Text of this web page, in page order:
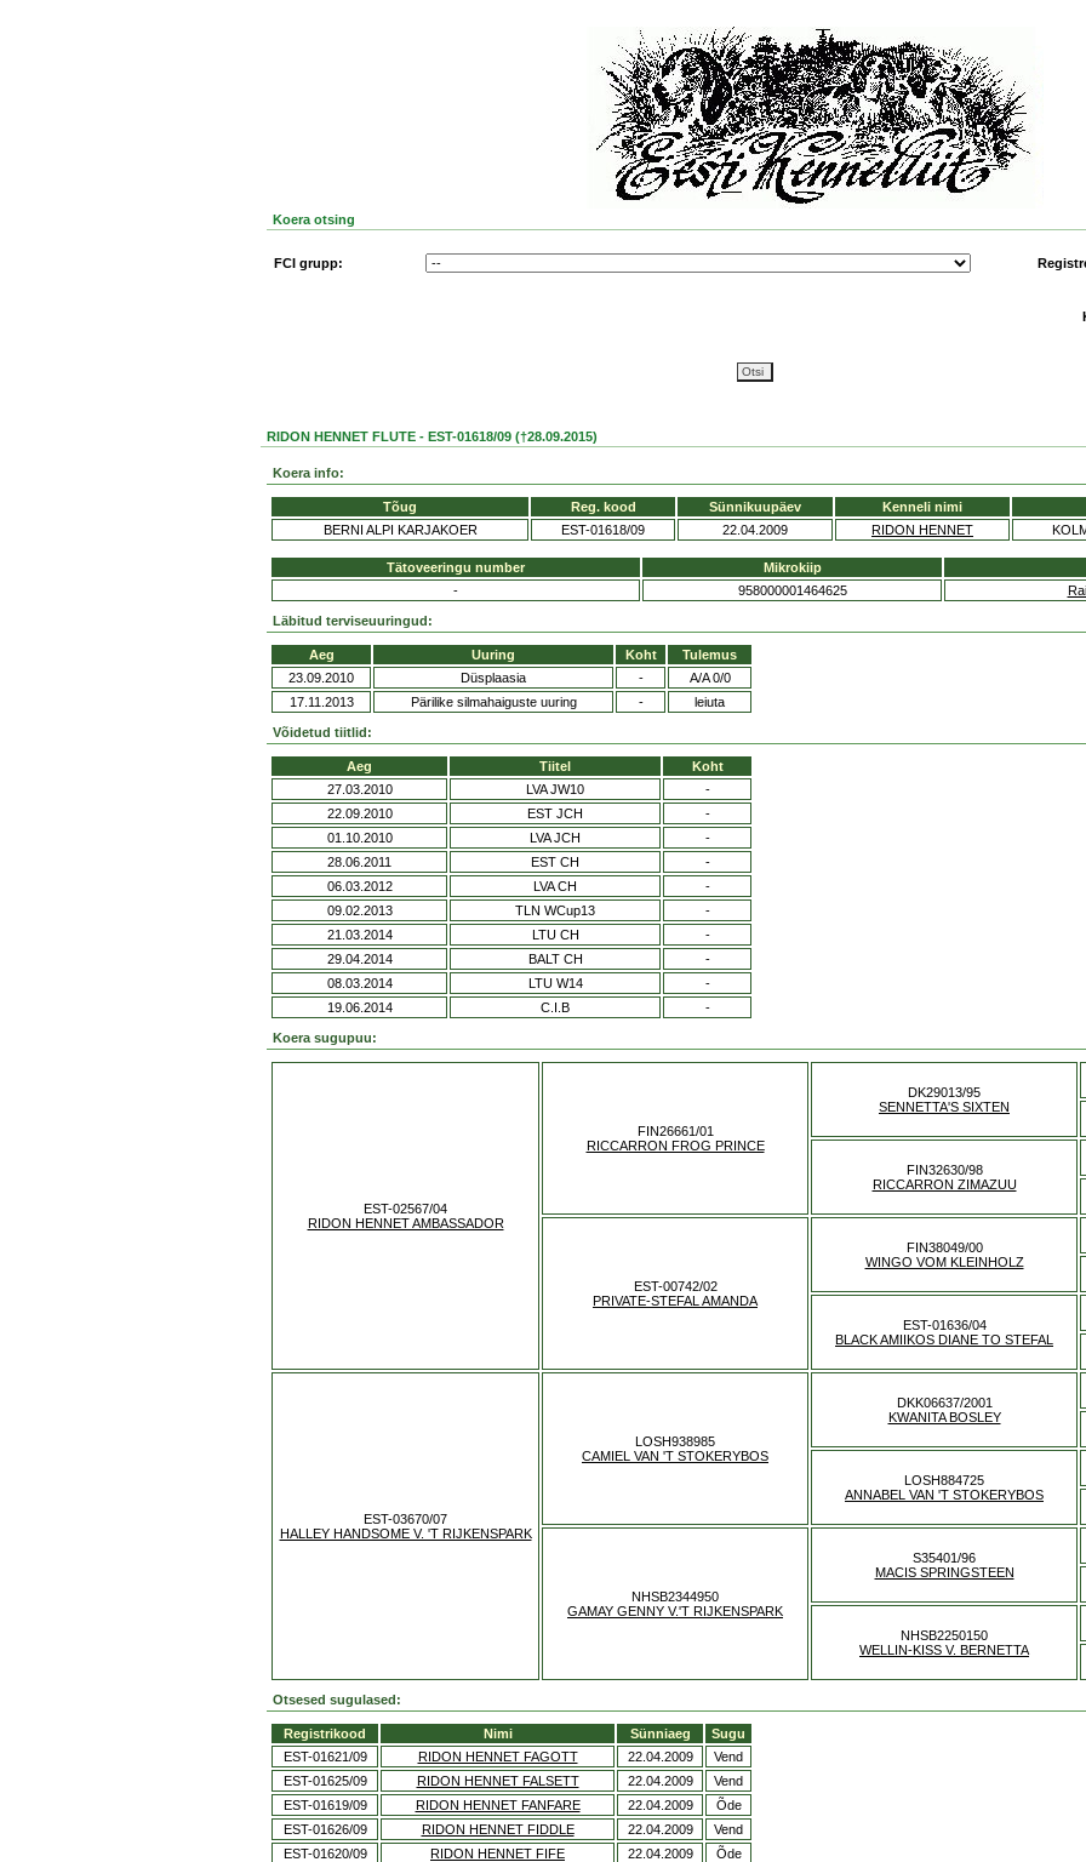
Koera otsing
FCI grupp:
RIDON HENNET FLUTE - EST-01618/09 (†28.09.2015)
Koera info:
Tõug Reg. kood Sünnikuupäev Kenneli nimi
BERNI ALPI KARJAKOER
EST-01618/09 22.04.2009 RIDON HENNET
Tätoveeringu number Mikrokiip
-
958000001464625
Läbitud terviseuuringud:
Aeg Uuring Koht
Tulemus
23.09.2010
Düsplaasia -
A/A 0/0
17.11.2013
Pärilike silmahaiguste uuring - leiuta
Võidetud tiitlid:
Aeg Tiitel
Koht
27.03.2010
LVA JW10
-
22.09.2010
EST JCH
-
01.10.2010
LVA JCH
-
28.06.2011
EST CH
-
06.03.2012
LVA CH
-
09.02.2013
TLN WCup13
-
21.03.2014
LTU CH
-
29.04.2014
BALT CH
-
08.03.2014
LTU W14
-
19.06.2014
C.I.B -
Koera sugupuu:
EST-02567/04
RIDON HENNET AMBASSADOR
FIN26661/01
RICCARRON FROG PRINCE
DK29013/95
SENNETTA'S SIXTEN
FIN32630/98
RICCARRON ZIMAZUU
EST-00742/02
PRIVATE-STEFAL AMANDA
FIN38049/00
WINGO VOM KLEINHOLZ
EST-01636/04
BLACK AMIIKOS DIANE TO STEFAL
EST-03670/07
HALLEY HANDSOME V. 'T RIJKENSPARK
LOSH938985
CAMIEL VAN 'T STOKERYBOS
DKK06637/2001
KWANITA BOSLEY
LOSH884725
ANNABEL VAN 'T STOKERYBOS
NHSB2344950
GAMAY GENNY V.'T RIJKENSPARK
S35401/96
MACIS SPRINGSTEEN
NHSB2250150
WELLIN-KISS V. BERNETTA
Otsesed sugulased:
Registrikood Nimi Sünniaeg
Sugu
EST-01621/09
RIDON HENNET FAGOTT 22.04.2009
Vend
EST-01625/09
RIDON HENNET FALSETT 22.04.2009
Vend
EST-01619/09
RIDON HENNET FANFARE 22.04.2009
Õde
EST-01626/09
RIDON HENNET FIDDLE 22.04.2009
Vend
EST-01620/09
RIDON HENNET FIFE 22.04.2009
Õde